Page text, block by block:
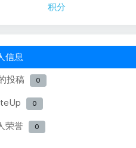
积分
信息
投稿
0
0
荣誉 0